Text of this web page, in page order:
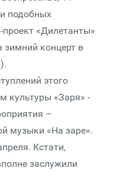
подобных
«Дилетанты»
концерт в
этого
культуры «Заря» -
–
музыки «На заре».
Кстати,
заслужили